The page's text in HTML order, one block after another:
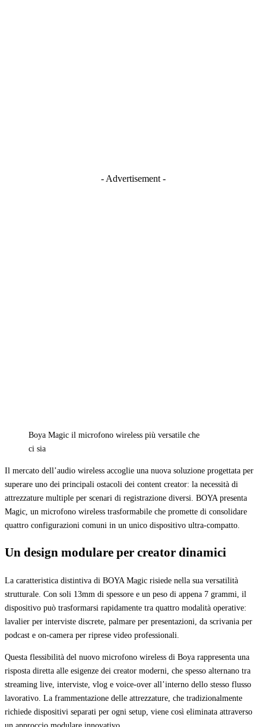
- Advertisement -
Boya Magic il microfono wireless più versatile che
ci sia
Il mercato dell’audio wireless accoglie una nuova soluzione progettata per
superare uno dei principali ostacoli dei content creator: la necessità di
attrezzature multiple per scenari di registrazione diversi. BOYA presenta
Magic, un microfono wireless trasformabile che promette di consolidare
quattro configurazioni comuni in un unico dispositivo ultra-compatto.
Un design modulare per creator dinamici
La caratteristica distintiva di BOYA Magic risiede nella sua versatilità
strutturale. Con soli 13mm di spessore e un peso di appena 7 grammi, il
dispositivo può trasformarsi rapidamente tra quattro modalità operative:
lavalier per interviste discrete, palmare per presentazioni, da scrivania per
podcast e on-camera per riprese video professionali.
Questa flessibilità del nuovo microfono wireless di Boya rappresenta una
risposta diretta alle esigenze dei creator moderni, che spesso alternano tra
streaming live, interviste, vlog e voice-over all’interno dello stesso flusso
lavorativo. La frammentazione delle attrezzature, che tradizionalmente
richiede dispositivi separati per ogni setup, viene così eliminata attraverso